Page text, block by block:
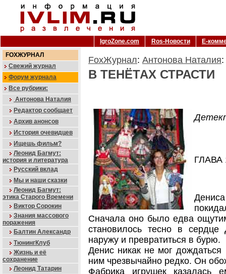
IgroZone.com Ros-Новости
Е-
FOXЖУРНАЛ
Свежий журнал
Форум журнала
Все рубрики:
Антонова Наталия
Редактор сообщает
Архив анонсов
История очевидцев
Ищешь фильм?
Леонид Багмут:
история и литература
Русский вклад
Мы и наши сказки
Леонид Багмут:
этика Старого Времени
Виктор Сорокин
Знания массового
поражения
Балтин Александр
ТюнингКлуб
Жизнь и её
сохранение
Леонид Татарин
FoxЖурнал: Антонова Наталия:
В ТЕНЁТАХ СТРАСТИ
ГЛАВА
Сначала оно было едва
становилось тесно в сердце
наружу и превратиться в бурю.
Денис никак не мог дождаться
ним чрезвычайно редко. Он
Фабрика игрушек казалась